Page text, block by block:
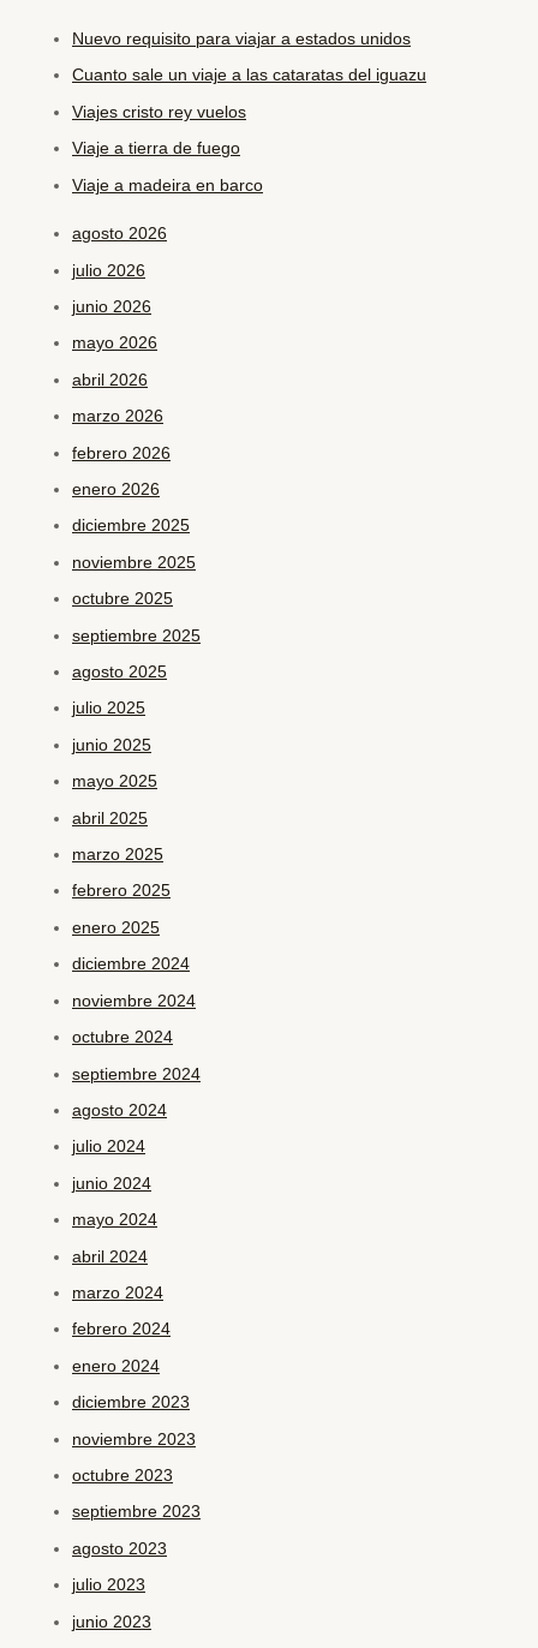
Nuevo requisito para viajar a estados unidos
Cuanto sale un viaje a las cataratas del iguazu
Viajes cristo rey vuelos
Viaje a tierra de fuego
Viaje a madeira en barco
agosto 2026
julio 2026
junio 2026
mayo 2026
abril 2026
marzo 2026
febrero 2026
enero 2026
diciembre 2025
noviembre 2025
octubre 2025
septiembre 2025
agosto 2025
julio 2025
junio 2025
mayo 2025
abril 2025
marzo 2025
febrero 2025
enero 2025
diciembre 2024
noviembre 2024
octubre 2024
septiembre 2024
agosto 2024
julio 2024
junio 2024
mayo 2024
abril 2024
marzo 2024
febrero 2024
enero 2024
diciembre 2023
noviembre 2023
octubre 2023
septiembre 2023
agosto 2023
julio 2023
junio 2023